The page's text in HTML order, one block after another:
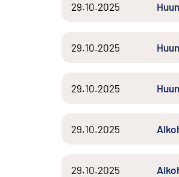
29.10.2025
29.10.2025
29.10.2025
29.10.2025
29.10.2025